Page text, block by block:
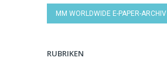
MM WORLDWIDE E-PAPER-ARCHIV
RUBRIKEN